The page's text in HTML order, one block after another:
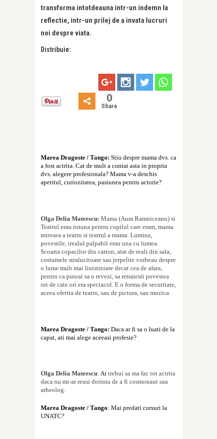
transforma intotdeauna intr-un indemn la
reflectie, intr-un prilej de a invata lucruri
noi despre viata.
Distribuie:
0
Share
Marea Dragoste / Tango: Stiu despre mama dvs. ca
a fost actrita. Cat de mult a contat asta in propria
dvs. alegere profesionala? Mama v-a deschis
apetitul, curiozitatea, pasiunea pentru actorie?
Olga Delia Mateescu: Mama (Aura Ramniceanu) si
Teatrul erau totuna pentru copilul care eram, mama
mirosea a teatru si teatrul a mama. Lumina,
povestile, irealul palpabil erau una cu lumea.
Scoarta copacilor din carton, atat de reali din sala,
costumele stralucitoare sau jerpelite vorbeau despre
o lume mult mai linistitoare decat cea de afara,
pentru ca puteai sa o revezi, sa retraiesti povestea
ori de cate ori era spectacol. E o forma de securitate,
aceea oferita de teatru, sau de pictura, sau muzica.
Marea Dragoste / Tango: Daca ar fi sa o luati de la
capat, ati mai alege aceeasi profesie?
Olga Delia Mateescu: Artrebui sa ma fac tot actrita
daca nu mi-ar reusi dorinta de a fi cosmonaut sau
arheolog.
Marea Dragoste / Tango: Mai predati cursuri la
UNATC?